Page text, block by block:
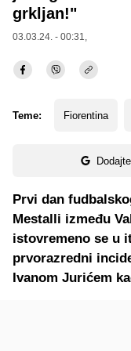
grkljan!"
03.03.24. - 00:31,
Teme: Fiorentina
Prvi dan
Mestalli između
istovremeno se u
prvorazredni
Ivanom Jurićem